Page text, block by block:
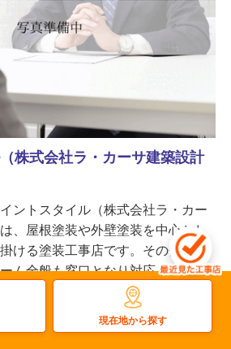
更新日：2026.03.30
株式会社ラ・カーサ建築設計
ントスタイル（株式会社ラ・カー
、屋根塗装や外壁塗装を中心とし
ける塗装工事店です。その他、屋
ム全般も窓口となり対応。住宅全
の広い会社です。
現在地から探す